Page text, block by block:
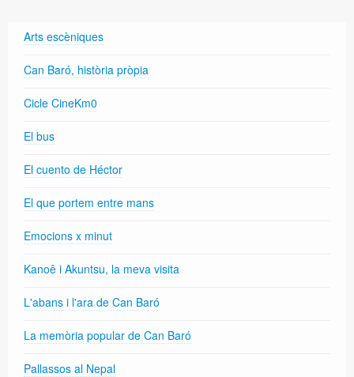
Arts escèniques
Can Baró, història pròpia
Cicle CineKm0
El bus
El cuento de Héctor
El que portem entre mans
Emocions x minut
Kanoê i Akuntsu, la meva visita
L'abans i l'ara de Can Baró
La memòria popular de Can Baró
Pallassos al Nepal